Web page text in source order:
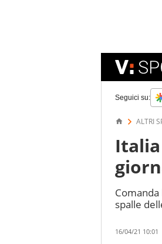
Seguici su:
ALTRI
spalle
16/04/21 10:01